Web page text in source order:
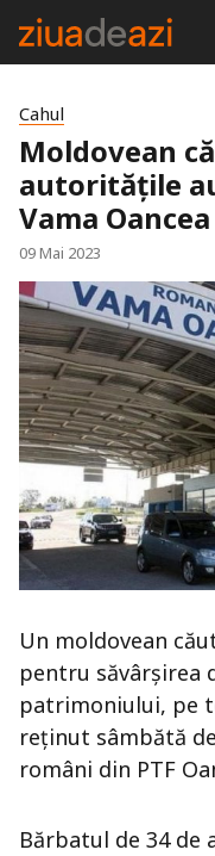
Cahul
Moldovean
autorităţile
Vama Oancea
09 Mai 2023
Un moldovean
pentru săvârşirea
patrimoniului, pe
reținut sâmbătă
români din PTF
Bărbatul de 34 de